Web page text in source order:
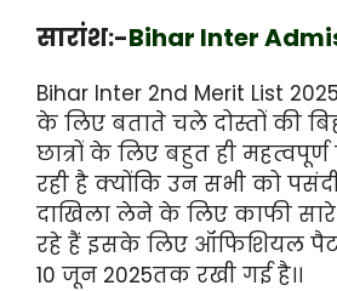
सारांश:-Bihar Inter
Bihar Inter 2nd Merit List
के लिए बताते चले दोस्तों की
छात्रों के लिए बहुत ही महत्वपूर्ण
रही है क्योंकि उन सभी को
दाखिला लेने के लिए काफी
रहे हैं इसके लिए ऑफिशियल
10 जून 2025तक रखी गई है।।